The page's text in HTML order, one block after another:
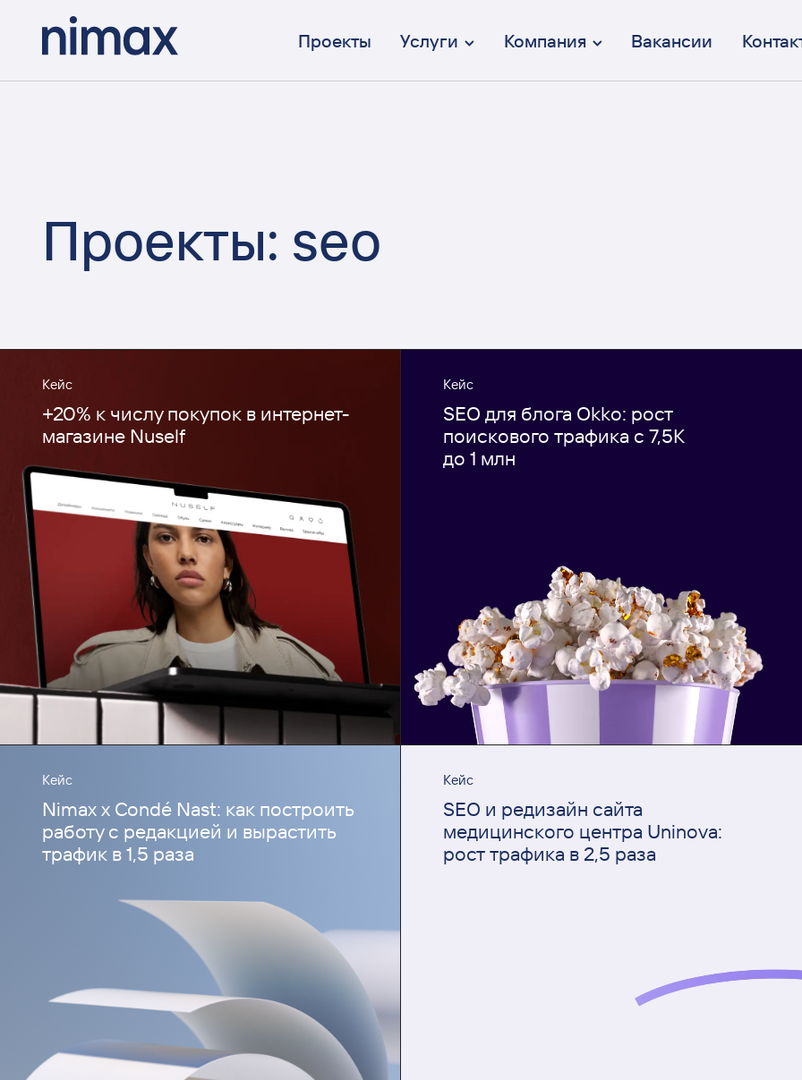
Проекты Услуги
Коммуникация
Компания Вакансии
Проекты: seo
Кейс
+20% к числу покупок в интернет-
магазине Nuself
Кейс
SEO для блога Okko: рост
поискового трафика c 7,5К
до 1 млн
Кейс
Nimax x Condé Nast: как построить
работу с редакцией и вырастить
трафик в 1,5 раза
Кейс
SEO и редизайн сайта
медицинского центра Uninova:
рост трафика в 2,5 раза